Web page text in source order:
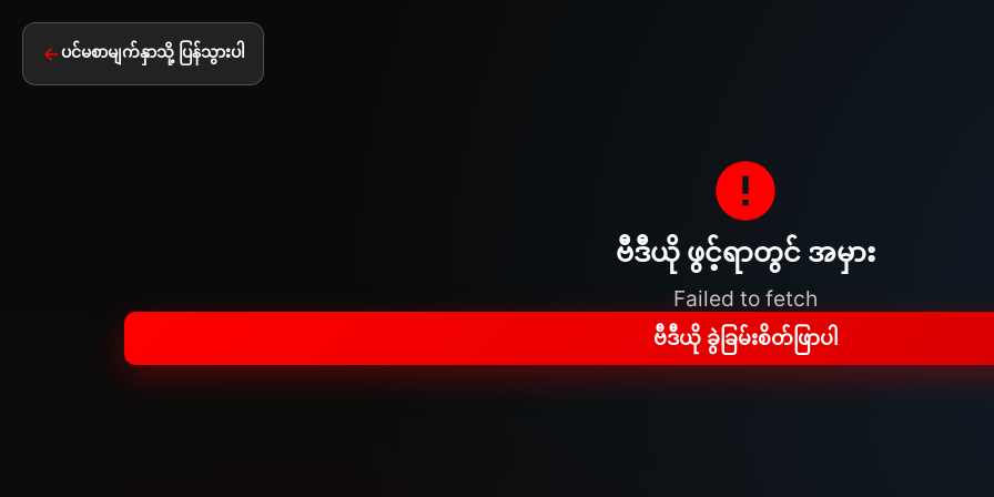
ပင်မစာမျက်နှာသို့ ပြန်သွားပါ
ဗီဒီယို ဖွင့်ရာတွင် အမှား
Failed to fetch
ဗီဒီယို ခွဲခြမ်းစိတ်ဖြာပါ